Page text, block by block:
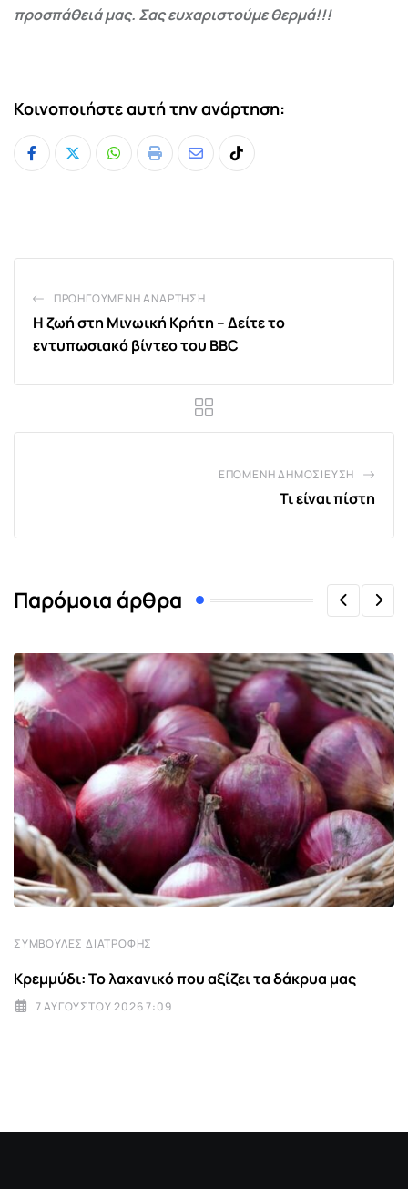
προσπάθειά μας. Σας ευχαριστούμε θερμά!!!
Κοινοποιήστε αυτή την ανάρτηση:
Whatsapp
Print
ShareTiktok
ΠΡΟΗΓΟΎΜΕΝΗ ΑΝΆΡΤΗΣΗ
Η ζωή στη Μινωική Κρήτη – Δείτε το
εντυπωσιακό βίντεο του BBC
ΕΠΌΜΕΝΗ ΔΗΜΟΣΊΕΥΣΗ
Τι είναι πίστη
Παρόμοια άρθρα
ΣΥΜΒΟΥΛΈΣ ΔΙΑΤΡΟΦΉΣ
Κρεμμύδι: Το λαχανικό που αξίζει τα δάκρυα μας
7 ΑΥΓΟΎΣΤΟΥ 2026 7:09